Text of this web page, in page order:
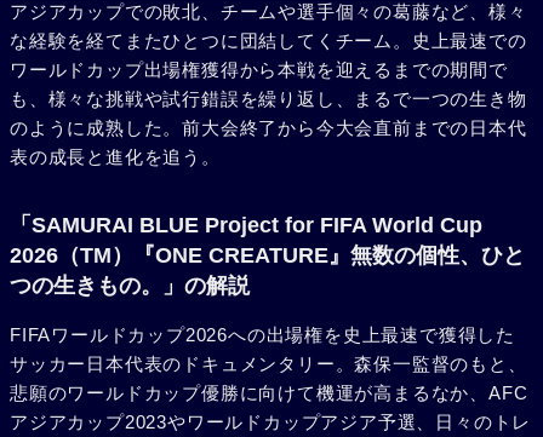
アジアカップでの敗北、チームや選手個々の葛藤など、様々
な経験を経てまたひとつに団結してくチーム。史上最速での
ワールドカップ出場権獲得から本戦を迎えるまでの期間で
も、様々な挑戦や試行錯誤を繰り返し、まるで一つの生き物
のように成熟した。前大会終了から今大会直前までの日本代
表の成長と進化を追う。
「SAMURAI BLUE Project for FIFA World Cup
2026（TM）『ONE CREATURE』無数の個性、ひと
つの生きもの。」の解説
FIFAワールドカップ2026への出場権を史上最速で獲得した
サッカー日本代表のドキュメンタリー。森保一監督のもと、
悲願のワールドカップ優勝に向けて機運が高まるなか、AFC
アジアカップ2023やワールドカップアジア予選、日々のトレ